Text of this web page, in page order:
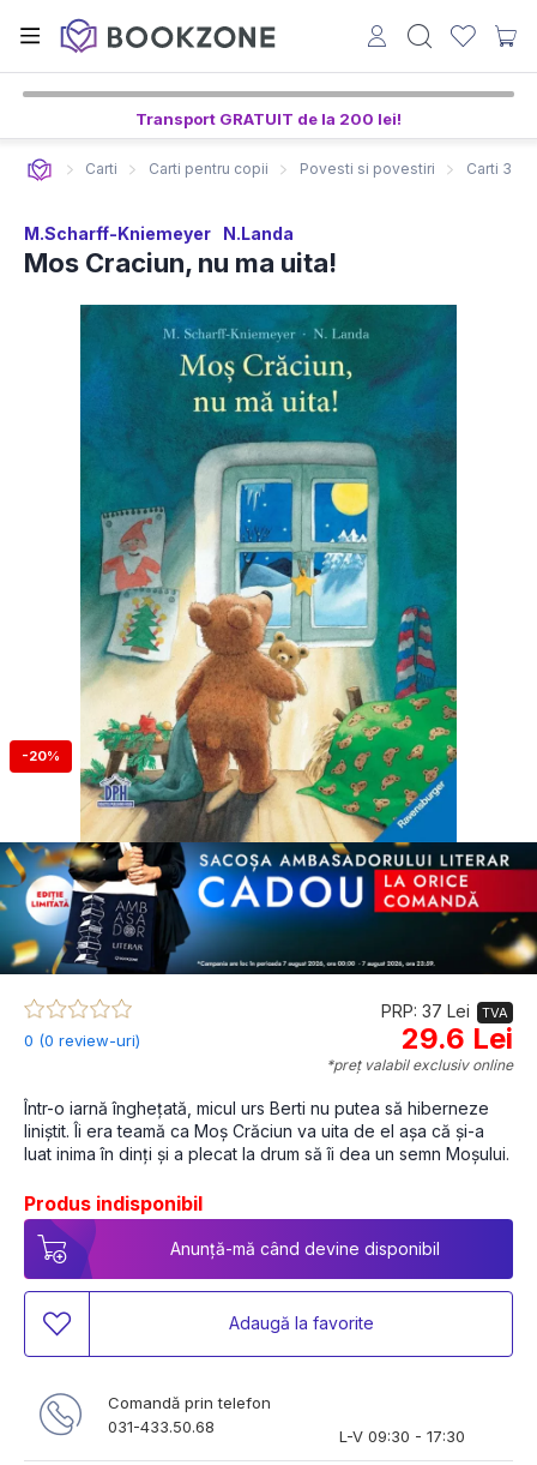
Transport GRATUIT de la 200 lei!
Carti Carti pentru copii Povesti si povestiri Carti 3-5
M.Scharff-Kniemeyer N.Landa
Mos Craciun, nu ma uita!
-20%
0 (0 review-uri)
PRP: 37 Lei TVA
29.6 Lei
*preț valabil exclusiv online
Într-o iarnă înghețată, micul urs Berti nu putea să hiberneze
liniștit. Îi era teamă ca Moș Crăciun va uita de el așa că și-a
luat inima în dinți și a plecat la drum să îi dea un semn Moșului.
Produs indisponibil
Anunță-mă când devine disponibil
Adaugă la favorite
Comandă prin telefon
031-433.50.68
L-V 09:30 - 17:30